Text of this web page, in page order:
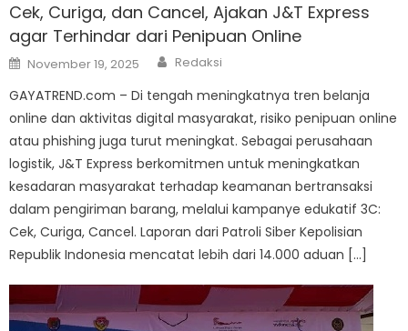
Cek, Curiga, dan Cancel, Ajakan J&T Express
agar Terhindar dari Penipuan Online
Posted
on
November 19, 2025 Author
Redaksi
GAYATREND.com – Di tengah meningkatnya tren belanja
online dan aktivitas digital masyarakat, risiko penipuan online
atau phishing juga turut meningkat. Sebagai perusahaan
logistik, J&T Express berkomitmen untuk meningkatkan
kesadaran masyarakat terhadap keamanan bertransaksi
dalam pengiriman barang, melalui kampanye edukatif 3C:
Cek, Curiga, Cancel. Laporan dari Patroli Siber Kepolisian
Republik Indonesia mencatat lebih dari 14.000 aduan […]